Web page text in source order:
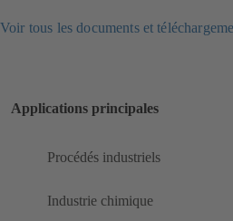
Voir tous les documents et
Applications principales
Procédés industriels
Industrie chimique